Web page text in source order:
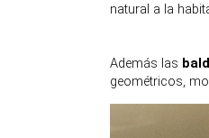
natural a la
Además las
geométricos,